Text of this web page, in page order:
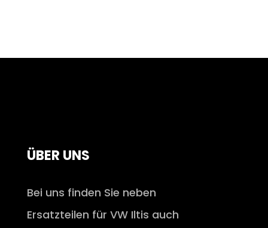
ÜBER UNS
Bei uns finden Sie neben
Ersatzteilen für VW Iltis auch